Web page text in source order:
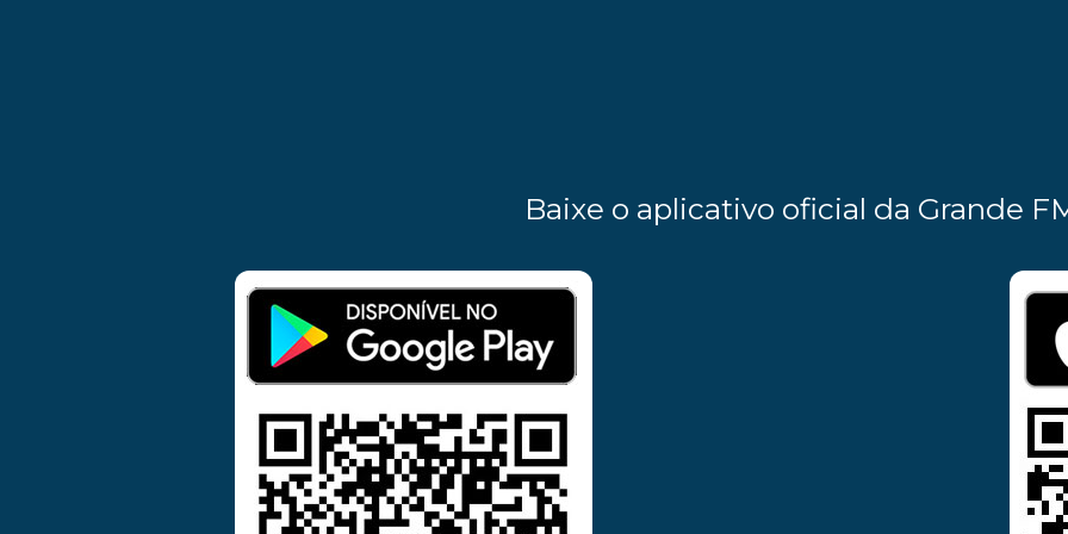
Baixe o aplicativo oficial da Grande